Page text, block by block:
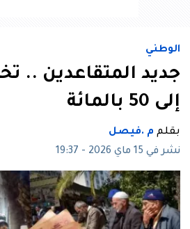
الوطني
جديد المتقاعدين ..
إلى 50 بالمائة
بقلم م .فيصل
نشر في 15 ماي 2026 - 19:37